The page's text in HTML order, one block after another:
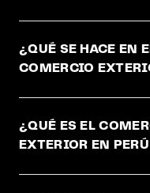
¿QUÉ SE HACE EN
COMERCIO
¿QUÉ ES EL
EXTERIOR EN